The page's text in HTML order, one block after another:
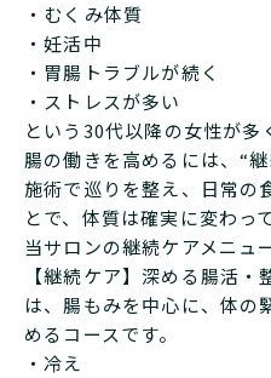
・むくみ体質
・妊活中
・胃腸トラブルが続く
・ストレスが多い
という30代以降の女性が多
腸の働きを高めるには、“継
施術で巡りを整え、日常の
とで、体質は確実に変わっ
当サロンの継続ケアメニュ
【継続ケア】深める腸活
は、腸もみを中心に、体の
めるコースです。
・冷え